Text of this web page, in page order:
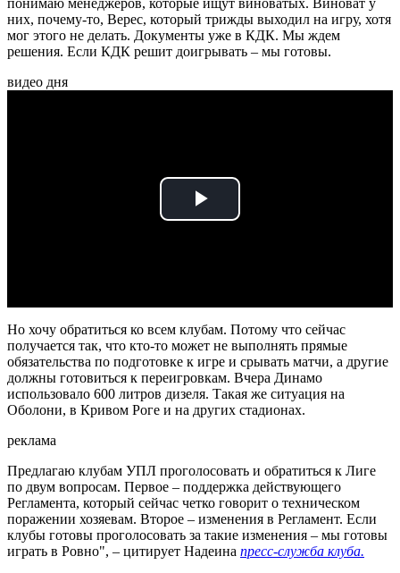
понимаю менеджеров, которые ищут виноватых. Виноват у
них, почему-то, Верес, который трижды выходил на игру, хотя
мог этого не делать. Документы уже в КДК. Мы ждем
решения. Если КДК решит доигрывать – мы готовы.
видео дня
Play
Но хочу обратиться ко всем клубам. Потому что сейчас
получается так, что кто-то может не выполнять прямые
обязательства по подготовке к игре и срывать матчи, а другие
должны готовиться к переигровкам. Вчера Динамо
использовало 600 литров дизеля. Такая же ситуация на
Оболони, в Кривом Роге и на других стадионах.
реклама
Предлагаю клубам УПЛ проголосовать и обратиться к Лиге
по двум вопросам. Первое – поддержка действующего
Регламента, который сейчас четко говорит о техническом
поражении хозяевам. Второе – изменения в Регламент. Если
клубы готовы проголосовать за такие изменения – мы готовы
играть в Ровно", – цитирует Надеина пресс-служба клуба.